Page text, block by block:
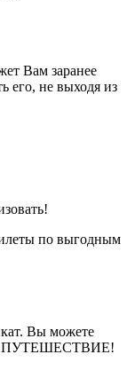
Вам заранее
его, не выходя из
по выгодным
Вы можете
- ПУТЕШЕСТВИЕ!